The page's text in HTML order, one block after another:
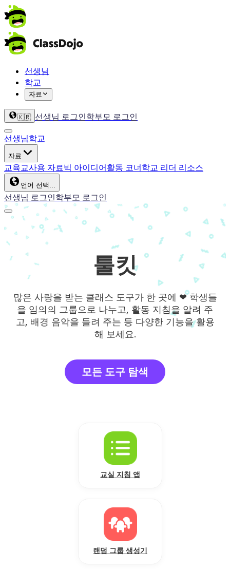
선생님
학교
자료
🇰🇷 선생님 로그인학부모 로그인
선생님학교
자료
교육교사용 자료빅 아이디어활동 코너학교 리더 리소스
언어 선택...
선생님 로그인학부모 로그인
툴킷
많은 사랑을 받는 클래스 도구가 한 곳에 ❤ 학생들
을 임의의 그룹으로 나누고, 활동 지침을 알려 주
고, 배경 음악을 들려 주는 등 다양한 기능을 활용
해 보세요.
모든 도구 탐색
교실 지침 앱
랜덤 그룹 생성기